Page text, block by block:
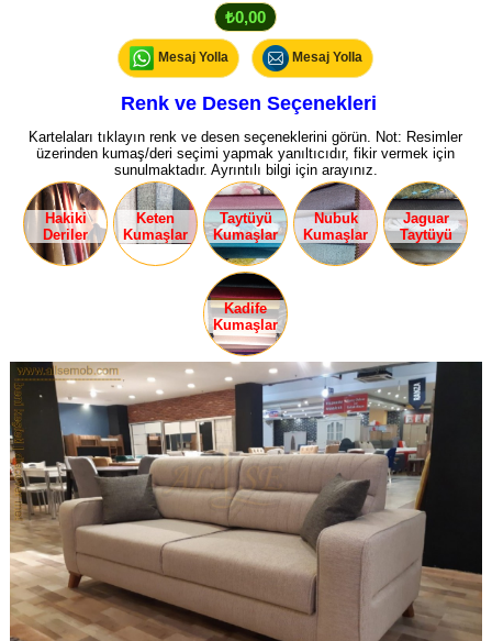
₺0,00
Mesaj Yolla Mesaj Yolla
Renk ve Desen Seçenekleri
Kartelaları tıklayın renk ve desen seçeneklerini görün. Not: Resimler
üzerinden kumaş/deri seçimi yapmak yanıltıcıdır, fikir vermek için
sunulmaktadır. Ayrıntılı bilgi için arayınız.
Hakiki
Deriler
Keten
Kumaşlar
Taytüyü
Kumaşlar
Nubuk
Kumaşlar
Jaguar
Taytüyü
Kadife
Kumaşlar